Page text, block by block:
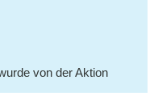
von der Aktion